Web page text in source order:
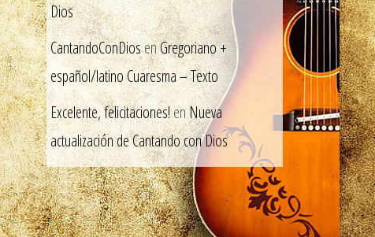
Dios
CantandoConDiosenGregoriano +
español/latino Cuaresma – Texto
Excelente, felicitaciones!enNueva
actualización de Cantando con Dios